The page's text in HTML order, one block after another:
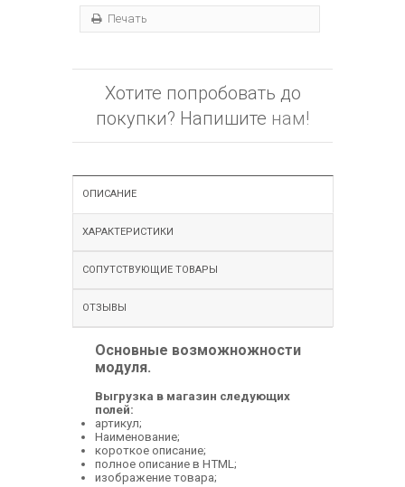
Печать
Хотите попробовать до
покупки? Напишите нам!
ОПИСАНИЕ
ХАРАКТЕРИСТИКИ
СОПУТСТВУЮЩИЕ ТОВАРЫ
ОТЗЫВЫ
Основные возможножности
модуля.
Выгрузка в магазин следующих
полей:
артикул;
Наименование;
короткое описание;
полное описание в HTML;
изображение товара;